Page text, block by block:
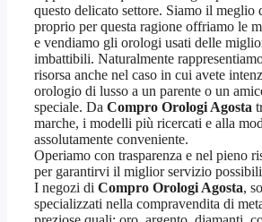
questo delicato settore. Siamo il meglio
proprio per questa ragione offriamo le
e vendiamo gli orologi usati delle
imbattibili. Naturalmente
risorsa anche nel caso in cui avete
orologio di lusso a un parente o un
speciale. Da Compro Orologi Agosta
marche, i modelli più ricercati e alla
assolutamente conveniente.
Operiamo con trasparenza e nel pieno
per garantirvi il miglior servizio possibili
I negozi di Compro Orologi Agosta,
specializzati nella compravendita di